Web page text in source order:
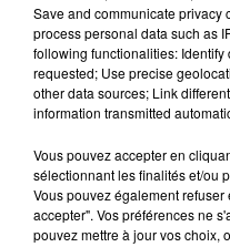
Rencontres (FR)
10 janvier 2021 - 6 min 47
LA CHRONIQUE DE
LE HYARIC
Radio Orient
Rencontres (FR)
Save and communicate privacy
process personal data such as
following functionalities:
requested; Use precise
other data sources; Link
information transmitted
Vous pouvez accepter en
sélectionnant les finalités et/ou
Vous pouvez également
accepter". Vos préférences ne
pouvez mettre à jour vos choix,